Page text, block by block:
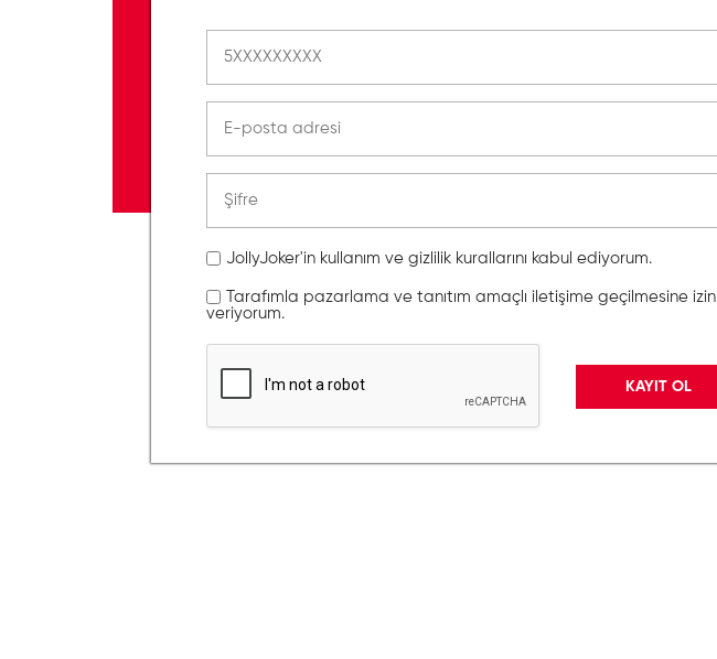
JollyJoker'in kullanım ve gizlilik kurallarını kabul ediyorum.
Tarafımla pazarlama ve tanıtım amaçlı iletişime geçilmesine izin
veriyorum.